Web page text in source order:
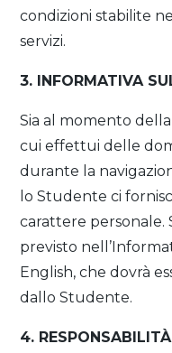
condizioni stabilite
servizi.
3. INFORMATIVA
Sia al momento
cui effettui delle
durante la
lo Studente ci
carattere personale.
previsto
English, che dovrà
dallo Studente.
4.